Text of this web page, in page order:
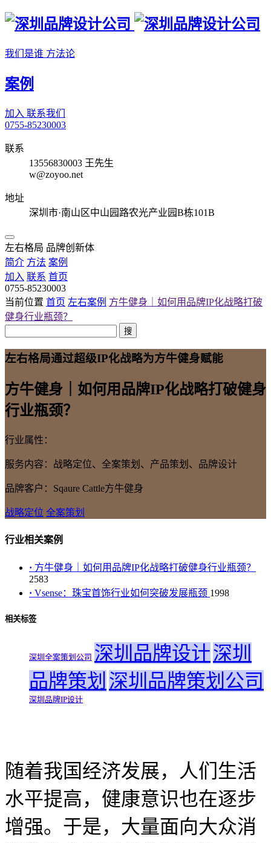
我们是谁 方法论
案例
加入 联系我们
0755-85230003
联系
13556830003 王先生
w@zoyoo.net
地址
深圳市·南山区中山园路农光产业园B栋101B
左右格局 品牌创新体
简介 方法 案例
加入 联系 首页
0755-85230003
当前位置 首页 左右案例 方牛健身｜如何用品牌IP化战略打破
健身行业瓶颈？
搜
左右格局通过超级IP化战略为方牛健身赋能
方牛健身｜如何用品牌IP化战略打破健身
行业瓶颈？
行业属性：
服务内容：战略定位、全案策划、产品策划、品牌设计
品牌客户：Sqaure Cattle方牛健身
战略定位 全案策划
行业相关案例
· 方牛健身｜如何用品牌IP化战略打破健身行业瓶颈？
2583
· Vsense：珠宝首饰行业如何突破发展瓶颈 1998
相关标签
深圳全案策划公司 深圳品牌设计深圳
品牌策划 深圳品牌策划公司
深圳品牌IP设计
随着我国经济发展，人们生活
水平提高，健康意识也在逐步
增强。于是，大量面向大众消